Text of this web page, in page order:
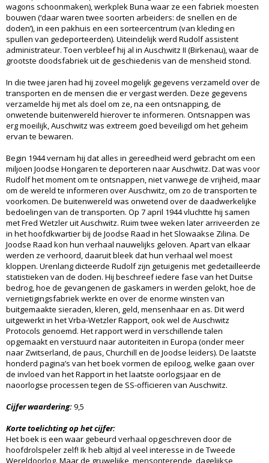
wagons schoonmaken), werkplek Buna waar ze een fabriek moesten
bouwen (‘daar waren twee soorten arbeiders: de snellen en de
doden’), in een pakhuis en een sorteercentrum (van kleding en
spullen van gedeporteerden). Uiteindelijk werd Rudolf assistent
administrateur. Toen verbleef hij al in Auschwitz II (Birkenau), waar de
grootste doodsfabriek uit de geschiedenis van de mensheid stond.
In die twee jaren had hij zoveel mogelijk gegevens verzameld over de
transporten en de mensen die er vergast werden. Deze gegevens
verzamelde hij met als doel om ze, na een ontsnapping, de
onwetende buitenwereld hierover te informeren. Ontsnappen was
erg moeilijk, Auschwitz was extreem goed beveiligd om het geheim
ervan te bewaren.
Begin 1944 vernam hij dat alles in gereedheid werd gebracht om een
miljoen Joodse Hongaren te deporteren naar Auschwitz. Dat was voor
Rudolf het moment om te ontsnappen, niet vanwege de vrijheid, maar
om de wereld te informeren over Auschwitz, om zo de transporten te
voorkomen. De buitenwereld was onwetend over de daadwerkelijke
bedoelingen van de transporten. Op 7 april 1944 vluchtte hij samen
met Fred Wetzler uit Auschwitz. Ruim twee weken later arriveerden ze
in het hoofdkwartier bij de Joodse Raad in het Slowaakse Zilina. De
Joodse Raad kon hun verhaal nauwelijks geloven. Apart van elkaar
werden ze verhoord, daaruit bleek dat hun verhaal wel moest
kloppen. Urenlang dicteerde Rudolf zijn getuigenis met gedetailleerde
statistieken van de doden. Hij beschreef iedere fase van het Duitse
bedrog, hoe de gevangenen de gaskamers in werden gelokt, hoe de
vernietigingsfabriek werkte en over de enorme winsten van
buitgemaakte sieraden, kleren, geld, mensenhaar en as. Dit werd
uitgewerkt in het Vrba-Wetzler Rapport, ook wel de Auschwitz
Protocols genoemd. Het rapport werd in verschillende talen
opgemaakt en verstuurd naar autoriteiten in Europa (onder meer
naar Zwitserland, de paus, Churchill en de Joodse leiders). De laatste
honderd pagina’s van het boek vormen de epiloog, welke gaan over
de invloed van het Rapport in het laatste oorlogsjaar en de
naoorlogse processen tegen de SS-officieren van Auschwitz.
Cijfer waardering:9,5
Korte toelichting op het cijfer:
Het boek is een waar gebeurd verhaal opgeschreven door de
hoofdrolspeler zelf! Ik heb altijd al veel interesse in de Tweede
Wereldoorlog. Maar de gruwelijke, mensonterende, dagelijkse